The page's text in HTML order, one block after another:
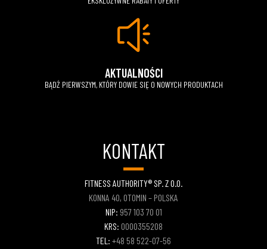
AKTUALNOŚCI
BĄDŹ PIERWSZYM, KTÓRY DOWIE SIĘ O NOWYCH PRODUKTACH
KONTAKT
FITNESS AUTHORITY® SP. Z O.O.
KONNA 40, OTOMIN – POLSKA
NIP: 957 103 70 01
KRS: 0000355208
TEL: +48 58 522-07-56